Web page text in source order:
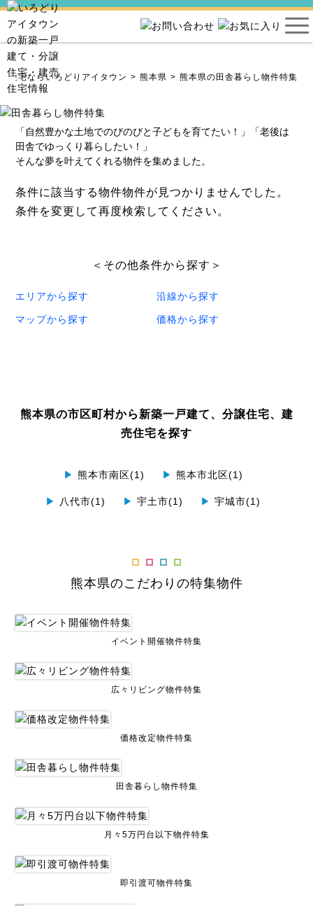
住宅ならいろどりアイタウン 熊本県 熊本県の田舎暮らし物件特集
「自然豊かな土地でのびのびと子どもを育てたい！」「老後は
田舎でゆっくり暮らしたい！」
そんな夢を叶えてくれる物件を集めました。
条件に該当する物件物件が見つかりませんでした。
条件を変更して再度検索してください。
＜その他条件から探す＞
エリアから探す 沿線から探す
マップから探す 価格から探す
熊本県の市区町村から新築一戸建て、分譲住宅、建
売住宅を探す
▶ 熊本市南区(1) ▶ 熊本市北区(1)
▶ 八代市(1) ▶ 宇土市(1) ▶ 宇城市(1)
熊本県のこだわりの特集物件
イベント開催物件特集
広々リビング物件特集
価格改定物件特集
田舎暮らし物件特集
月々5万円台以下物件特集
即引渡可物件特集